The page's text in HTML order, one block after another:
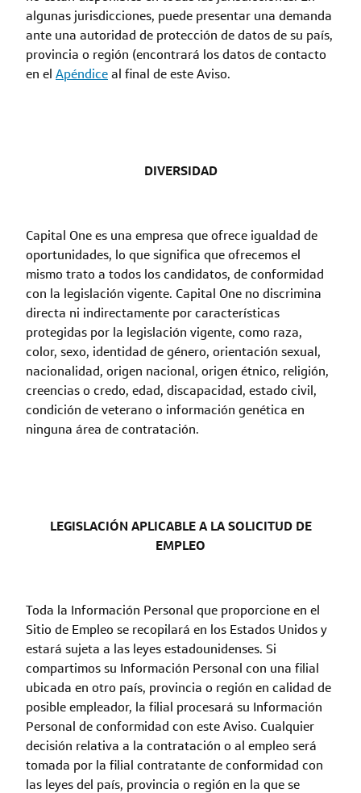
algunas jurisdicciones, puede presentar una demanda
ante una autoridad de protección de datos de su país,
provincia o región (encontrará los datos de contacto
en el Apéndiceal final de este Aviso.
DIVERSIDAD
Capital One es una empresa que ofrece igualdad de
oportunidades, lo que significa que ofrecemos el
mismo trato a todos los candidatos, de conformidad
con la legislación vigente. Capital One no discrimina
directa ni indirectamente por características
protegidas por la legislación vigente, como raza,
color, sexo, identidad de género, orientación sexual,
nacionalidad, origen nacional, origen étnico, religión,
creencias o credo, edad, discapacidad, estado civil,
condición de veterano o información genética en
ninguna área de contratación.
LEGISLACIÓN APLICABLE A LA SOLICITUD DE
EMPLEO
Toda la Información Personal que proporcione en el
Sitio de Empleo se recopilará en los Estados Unidos y
estará sujeta a las leyes estadounidenses. Si
compartimos su Información Personal con una filial
ubicada en otro país, provincia o región en calidad de
posible empleador, la filial procesará su Información
Personal de conformidad con este Aviso. Cualquier
decisión relativa a la contratación o al empleo será
tomada por la filial contratante de conformidad con
las leyes del país, provincia o región en la que se